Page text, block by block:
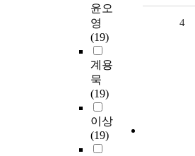
윤오
영
(19)
계용
묵
(19)
이상
(19)
4